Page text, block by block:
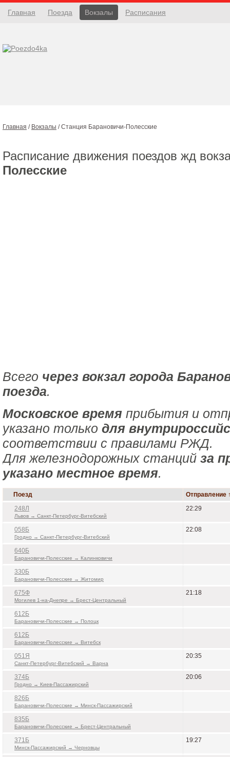
Главная Поезда Вокзалы Расписания
Главная / Вокзалы /Станция Барановичи-Полесские
Расписание движения поездов жд
Полесские
Всего через вокзал города
поезда.
Московское время прибытия и
указано только для
соответствии с правилами РЖД.
Для железнодорожных станций за
указано местное время.
Поезд
Отправление
248Л
Львов → Санкт-Петербург-Витебский
22:29
058Б
Гродно → Санкт-Петербург-Витебский
22:08
640Б
Барановичи-Полесские → Калинковичи
330Б
Барановичи-Полесские → Житомир
675Ф
Могилев 1-на-Днепре → Брест-Центральный
21:18
612Б
Барановичи-Полесские → Полоцк
612Б
Барановичи-Полесские → Витебск
051Я
Санкт-Петербург-Витебский → Варна
20:35
374Б
Гродно → Киев-Пассажирский
20:06
826Б
Барановичи-Полесские → Минск-Пассажирский
835Б
Барановичи-Полесские → Брест-Центральный
371Б
Минск-Пассажирский → Черновцы
19:27